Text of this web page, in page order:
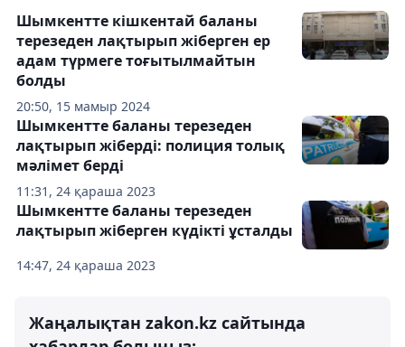
20:50, 15 мамыр 2024
Шымкентте кішкентай баланы
терезеден лақтырып жіберген ер
адам түрмеге тоғытылмайтын
болды
11:31, 24 қараша 2023
Шымкентте баланы терезеден
лақтырып жіберді: полиция толық
мәлімет берді
14:47, 24 қараша 2023
Шымкентте баланы терезеден
лақтырып жіберген күдікті ұсталды
Жаңалықтан zakon.kz сайтында